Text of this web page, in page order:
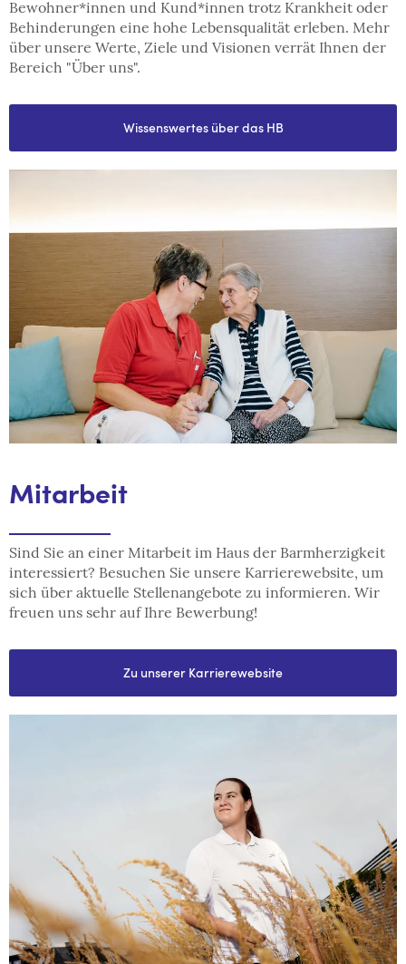
Bewohner*innen und Kund*innen trotz Krankheit oder
Behinderungen eine hohe Lebensqualität erleben. Mehr
über unsere Werte, Ziele und Visionen verrät Ihnen der
Bereich "Über uns".
Wissenswertes über das HB
Mitarbeit
Sind Sie an einer Mitarbeit im Haus der Barmherzigkeit
interessiert? Besuchen Sie unsere Karrierewebsite, um
sich über aktuelle Stellenangebote zu informieren. Wir
freuen uns sehr auf Ihre Bewerbung!
Zu unserer Karrierewebsite